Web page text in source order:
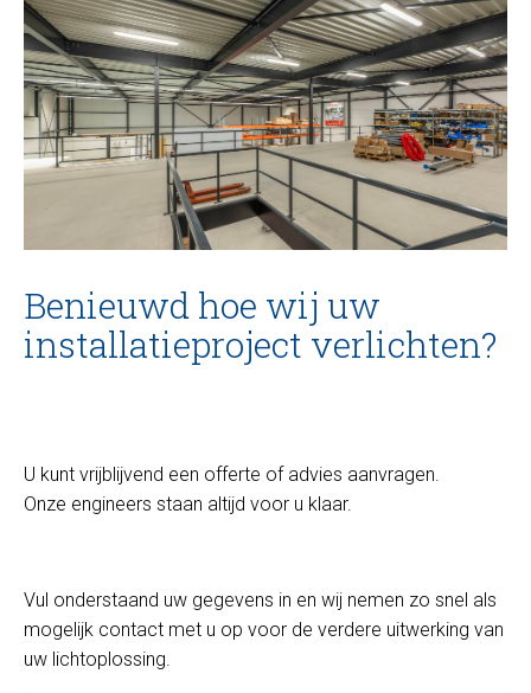
Benieuwd hoe wij uw
installatieproject verlichten?
U kunt vrijblijvend een offerte of advies aanvragen.
Onze engineers staan altijd voor u klaar.
Vul onderstaand uw gegevens in en wij nemen zo snel als
mogelijk contact met u op voor de verdere uitwerking van
uw lichtoplossing.